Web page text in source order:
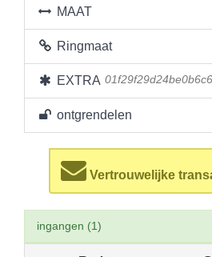
MAAT
Ringmaat
EXTRA
ontgrendelen
Vertrouwelijke
ingangen (1)